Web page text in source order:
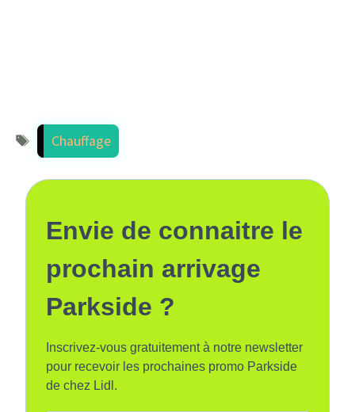
Étiquettes
Chauffage
Envie de connaitre le
prochain arrivage
Parkside ?
Inscrivez-vous gratuitement à notre newsletter
pour recevoir les prochaines promo Parkside
de chez Lidl.